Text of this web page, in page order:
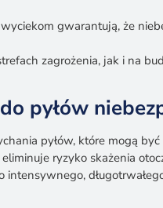
gwarantują, że
zagrożenia, jak i na
pyłów
pyłów, które mogą
ryzyko skażenia